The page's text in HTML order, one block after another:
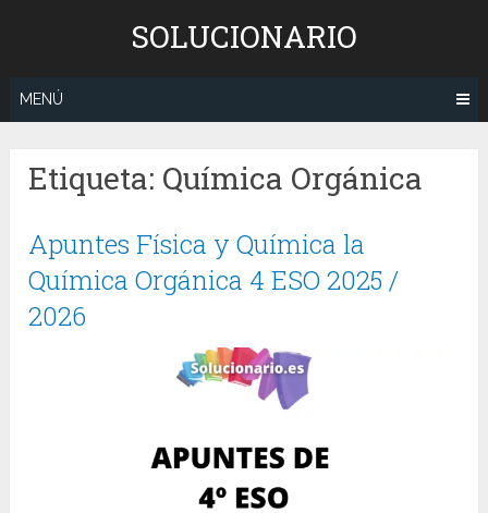
SOLUCIONARIO
MENÚ
Etiqueta: Química Orgánica
Apuntes Física y Química la
Química Orgánica 4 ESO 2025 /
2026